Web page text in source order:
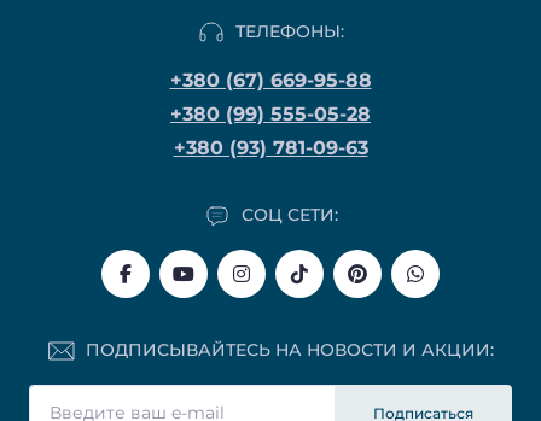
ТЕЛЕФОНЫ:
+380 (67) 669-95-88
+380 (99) 555-05-28
+380 (93) 781-09-63
СОЦ СЕТИ:
ПОДПИСЫВАЙТЕСЬ НА НОВОСТИ И АКЦИИ:
Подписаться